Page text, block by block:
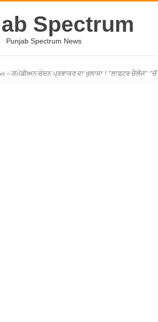
Spectrum
Punjab Spectrum News
– ਕਮੇਡੀਅਨ ਚੰਦਨ ਪ੍ਰਭਾਕਰ ਦਾ ਖੁਲਾਸਾ ! ”ਲਾਫਟਰ ਚੈਲੇਂਜ”